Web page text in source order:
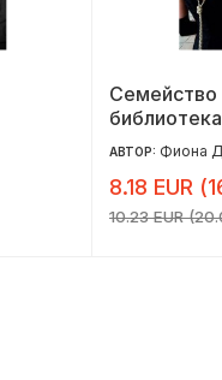
Семейство
АВТОР: Фиона
8.18 EUR
10.23 EUR